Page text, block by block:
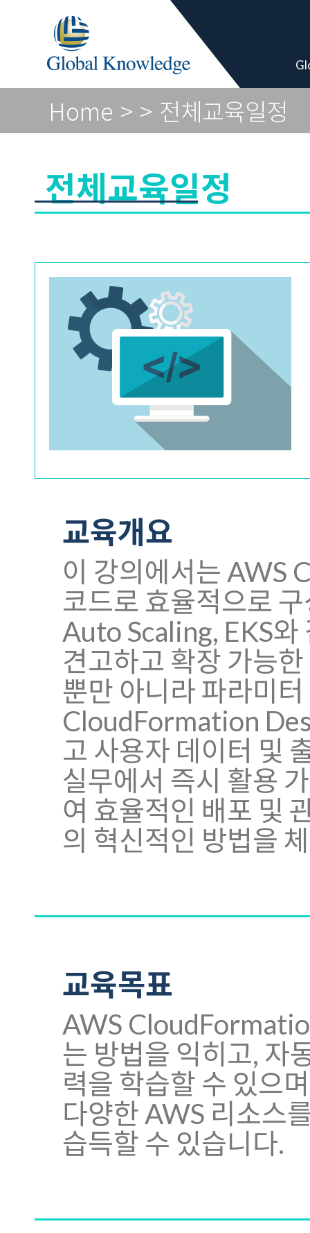
Academy
Home > > 전체교육일정
전체교육일정
교육개요
이 강의에서는 AWS
코드로 효율적으로
Auto Scaling, EKS와
견고하고 확장 가능
뿐만 아니라 파라미
CloudFormation
고 사용자 데이터 및
실무에서 즉시 활용
여 효율적인 배포 및
의 혁신적인 방법을
교육목표
AWS
는 방법을 익히고, 자
력을 학습할 수 있으
다양한 AWS 리소스
습득할 수 있습니다.